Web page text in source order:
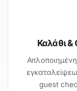
Καλάθι &
guest